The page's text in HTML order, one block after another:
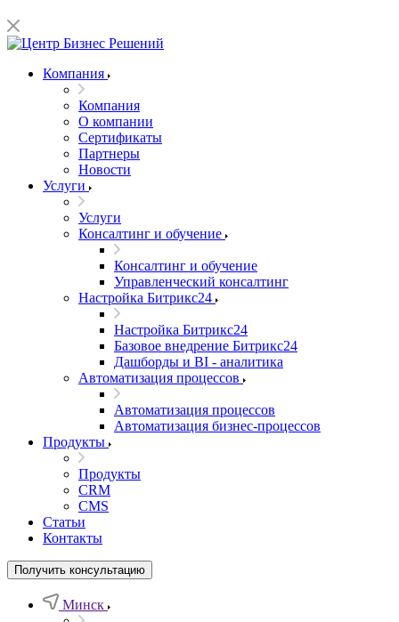
Компания
Компания
О компании
Сертификаты
Партнеры
Новости
Услуги
Услуги
Консалтинг и обучение
Консалтинг и обучение
Управленческий консалтинг
Настройка Битрикс24
Настройка Битрикс24
Базовое внедрение Битрикс24
Дашборды и BI - аналитика
Автоматизация процессов
Автоматизация процессов
Автоматизация бизнес-процессов
Продукты
Продукты
CRM
CMS
Статьи
Контакты
Получить консультацию
Минск